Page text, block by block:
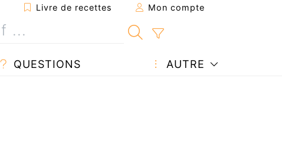
Livre de recettes Mon compte
QUESTIONS AUTRE